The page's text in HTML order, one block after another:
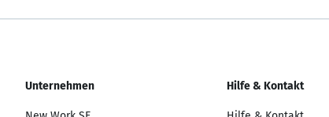
Unternehmen Hilfe & Kontakt